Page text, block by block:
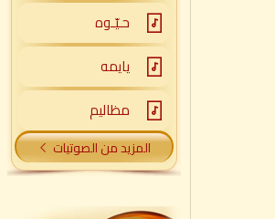
حـيّـوه
يايمه
مظاليم
المزيد من الصوتيات